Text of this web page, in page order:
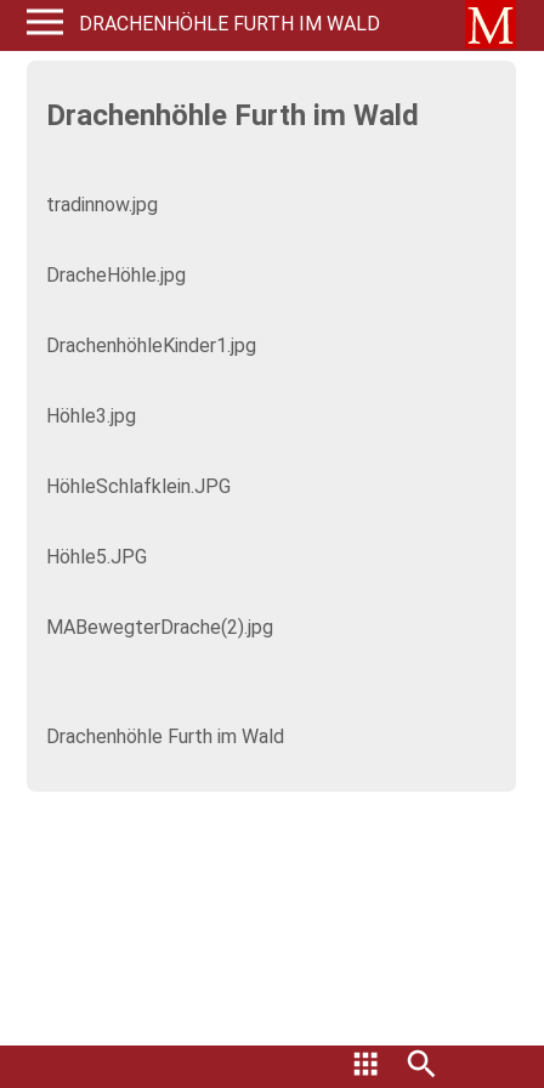
DRACHENHÖHLE FURTH IM WALD
Drachenhöhle Furth im Wald
tradinnow.jpg
DracheHöhle.jpg
DrachenhöhleKinder1.jpg
Höhle3.jpg
HöhleSchlafklein.JPG
Höhle5.JPG
MABewegterDrache(2).jpg
Drachenhöhle Furth im Wald